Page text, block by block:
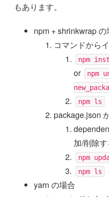
もあります。
npm + shrinkwrap の
コマンドから
npm
or
npm
npm ls
package.json
加/削除す
npm
npm ls
yarn の場合